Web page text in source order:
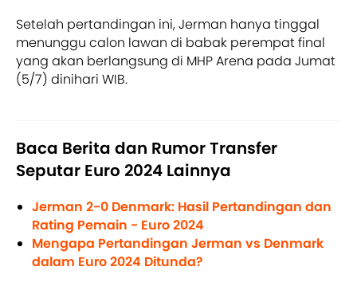
Setelah pertandingan ini, Jerman hanya tinggal
menunggu calon lawan di babak perempat final
yang akan berlangsung di MHP Arena pada Jumat
(5/7) dinihari WIB.
Baca Berita dan Rumor Transfer
Seputar Euro 2024 Lainnya
Jerman 2-0 Denmark: Hasil Pertandingan dan
Rating Pemain - Euro 2024
Mengapa Pertandingan Jerman vs Denmark
dalam Euro 2024 Ditunda?